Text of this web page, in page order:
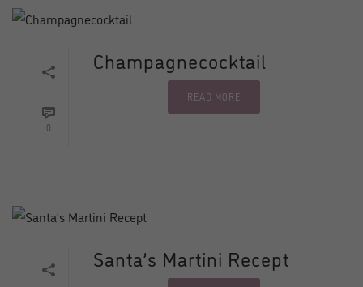
0
Champagnecocktail
READ MORE
Santa’s Martini Recept